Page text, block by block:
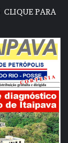
CLIQUE PARA